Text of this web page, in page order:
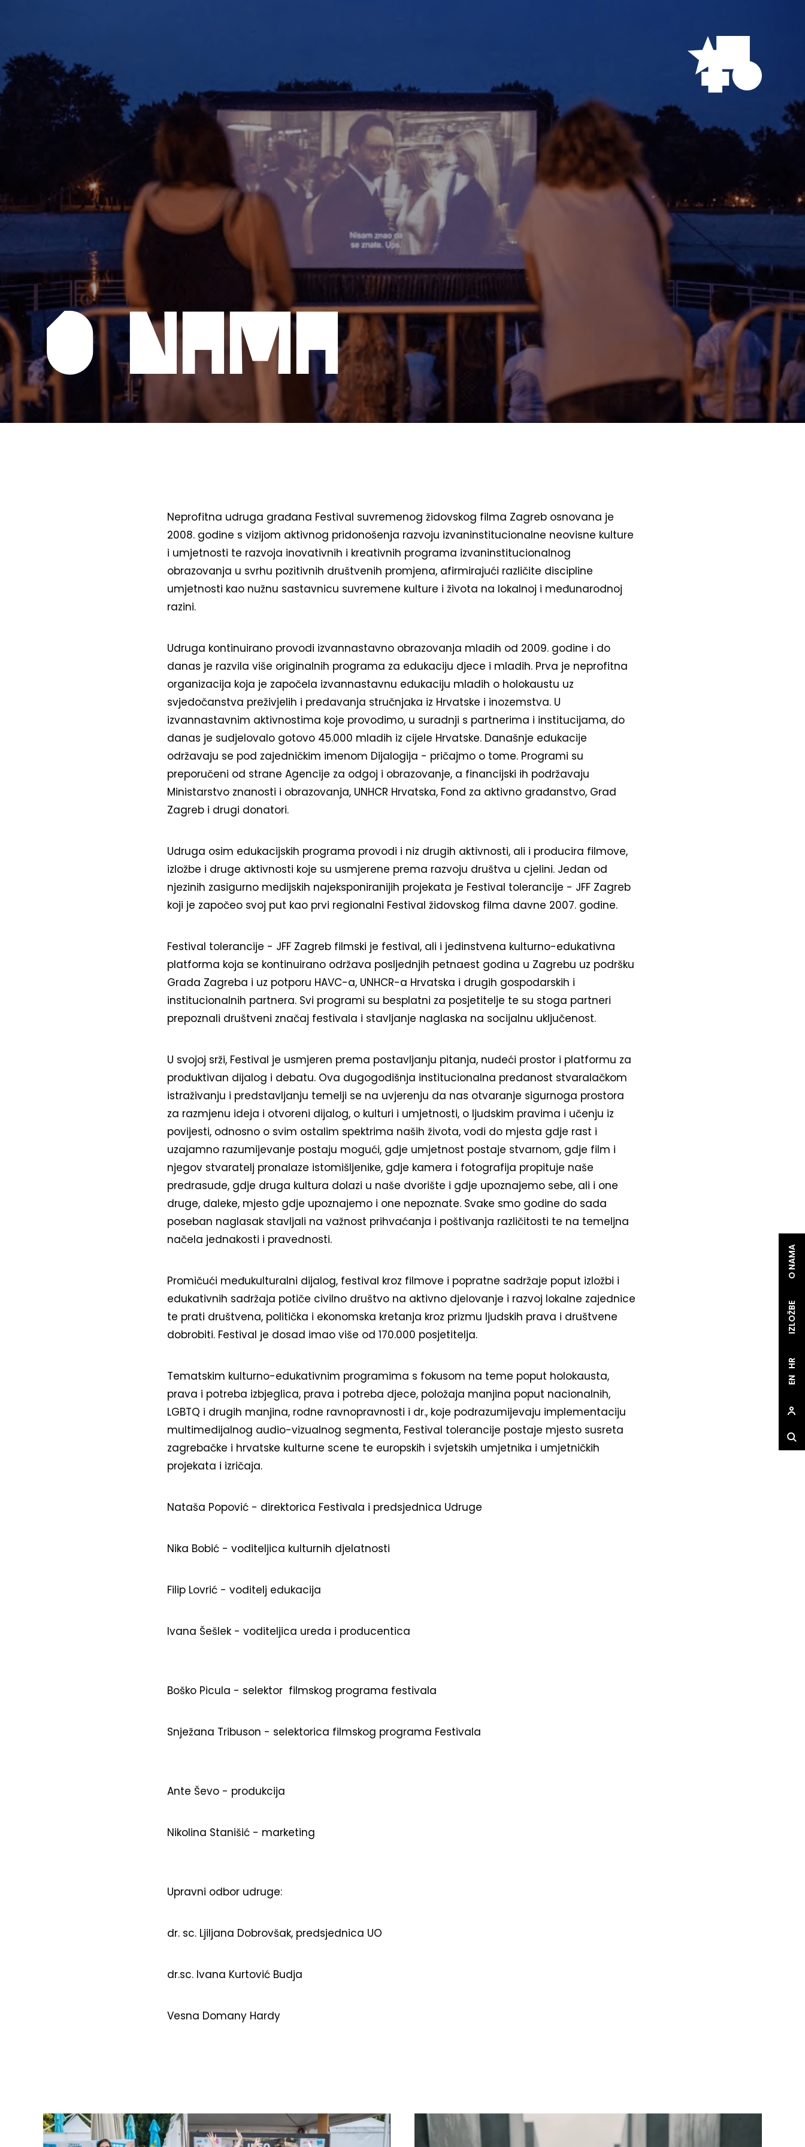
O nama
Neprofitna udruga građana Festival suvremenog židovskog filma Zagreb osnovana je
2008. godine s vizijom aktivnog pridonošenja razvoju izvaninstitucionalne neovisne kulture
i umjetnosti te razvoja inovativnih i kreativnih programa izvaninstitucionalnog
obrazovanja u svrhu pozitivnih društvenih promjena, afirmirajući različite discipline
umjetnosti kao nužnu sastavnicu suvremene kulture i života na lokalnoj i međunarodnoj
razini.
Udruga kontinuirano provodi izvannastavno obrazovanja mladih od 2009. godine i do
danas je razvila više originalnih programa za edukaciju djece i mladih. Prva je neprofitna
organizacija koja je započela izvannastavnu edukaciju mladih o holokaustu uz
svjedočanstva preživjelih i predavanja stručnjaka iz Hrvatske i inozemstva. U
izvannastavnim aktivnostima koje provodimo, u suradnji s partnerima i institucijama, do
danas je sudjelovalo gotovo 45.000 mladih iz cijele Hrvatske. Današnje edukacije
održavaju se pod zajedničkim imenom Dijalogija - pričajmo o tome. Programi su
preporučeni od strane Agencije za odgoj i obrazovanje, a financijski ih podržavaju
Ministarstvo znanosti i obrazovanja, UNHCR Hrvatska, Fond za aktivno građanstvo, Grad
Zagreb i drugi donatori.
Udruga osim edukacijskih programa provodi i niz drugih aktivnosti, ali i producira filmove,
izložbe i druge aktivnosti koje su usmjerene prema razvoju društva u cjelini. Jedan od
njezinih zasigurno medijskih najeksponiranijih projekata je Festival tolerancije - JFF Zagreb
koji je započeo svoj put kao prvi regionalni Festival židovskog filma davne 2007. godine.
Festival tolerancije - JFF Zagreb filmski je festival, ali i jedinstvena kulturno-edukativna
platforma koja se kontinuirano održava posljednjih petnaest godina u Zagrebu uz podršku
Grada Zagreba i uz potporu HAVC-a, UNHCR-a Hrvatska i drugih gospodarskih i
institucionalnih partnera. Svi programi su besplatni za posjetitelje te su stoga partneri
prepoznali društveni značaj festivala i stavljanje naglaska na socijalnu uključenost.
U svojoj srži, Festival je usmjeren prema postavljanju pitanja, nudeći prostor i platformu za
produktivan dijalog i debatu. Ova dugogodišnja institucionalna predanost stvaralačkom
istraživanju i predstavljanju temelji se na uvjerenju da nas otvaranje sigurnoga prostora
za razmjenu ideja i otvoreni dijalog, o kulturi i umjetnosti, o ljudskim pravima i učenju iz
povijesti, odnosno o svim ostalim spektrima naših života, vodi do mjesta gdje rast i
uzajamno razumijevanje postaju mogući, gdje umjetnost postaje stvarnom, gdje film i
njegov stvaratelj pronalaze istomišljenike, gdje kamera i fotografija propituje naše
predrasude, gdje druga kultura dolazi u naše dvorište i gdje upoznajemo sebe, ali i one
druge, daleke, mjesto gdje upoznajemo i one nepoznate. Svake smo godine do sada
poseban naglasak stavljali na važnost prihvaćanja i poštivanja različitosti te na temeljna
načela jednakosti i pravednosti.
Promičući međukulturalni dijalog, festival kroz filmove i popratne sadržaje poput izložbi i
edukativnih sadržaja potiče civilno društvo na aktivno djelovanje i razvoj lokalne zajednice
te prati društvena, politička i ekonomska kretanja kroz prizmu ljudskih prava i društvene
dobrobiti. Festival je dosad imao više od 170.000 posjetitelja.
Tematskim kulturno-edukativnim programima s fokusom na teme poput holokausta,
prava i potreba izbjeglica, prava i potreba djece, položaja manjina poput nacionalnih,
LGBTQ i drugih manjina, rodne ravnopravnosti i dr., koje podrazumijevaju implementaciju
multimedijalnog audio-vizualnog segmenta, Festival tolerancije postaje mjesto susreta
zagrebačke i hrvatske kulturne scene te europskih i svjetskih umjetnika i umjetničkih
projekata i izričaja.
Nataša Popović - direktorica Festivala i predsjednica Udruge
Nika Bobić - voditeljica kulturnih djelatnosti
Filip Lovrić - voditelj edukacija
Ivana Šešlek - voditeljica ureda i producentica
Boško Picula - selektor filmskog programa festivala
Snježana Tribuson - selektorica filmskog programa Festivala
Ante Ševo - produkcija
Nikolina Stanišić - marketing
Upravni odbor udruge:
dr. sc. Ljiljana Dobrovšak, predsjednica UO
dr.sc. Ivana Kurtović Budja
Vesna Domany Hardy
O NAMA
IZLOŽBE
HR
EN